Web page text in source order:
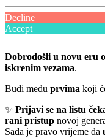
Decline
Accept
Dobrodošli u novu eru
iskrenim vezama.
Budi među prvima koji
✨ Prijavi se na listu
rani pristup novoj
Sada je pravo vrijeme da